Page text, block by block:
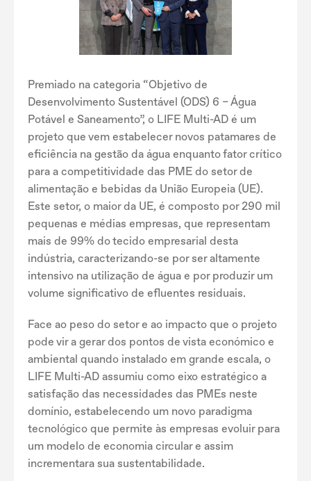
Premiado na categoria “Objetivo de
Desenvolvimento Sustentável (ODS) 6 – Água
Potável e Saneamento”, o LIFE Multi-AD é um
projeto que vem estabelecer novos patamares de
eficiência na gestão da água enquanto fator crítico
para a competitividade das PME do setor de
alimentação e bebidas da União Europeia (UE).
Este setor, o maior da UE, é composto por 290 mil
pequenas e médias empresas, que representam
mais de 99% do tecido empresarial desta
indústria, caracterizando-se por ser altamente
intensivo na utilização de água e por produzir um
volume significativo de efluentes residuais.
Face ao peso do setor e ao impacto que o projeto
pode vir a gerar dos pontos de vista económico e
ambiental quando instalado em grande escala, o
LIFE Multi-AD assumiu como eixo estratégico a
satisfação das necessidades das PMEs neste
domínio, estabelecendo um novo paradigma
tecnológico que permite às empresas evoluir para
um modelo de economia circular e assim
incrementara sua sustentabilidade.